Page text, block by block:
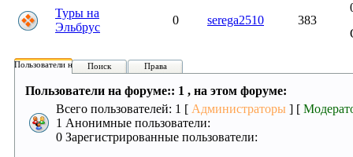
Туры на
Эльбрус
0 serega2510 383
Пользователи на форуме:
Поиск Права
Пользователи на форуме:: 1 , на этом форуме:
Всего пользователей: 1 [ Администраторы ] [
1 Анонимные пользователи:
0 Зарегистрированные пользователи: